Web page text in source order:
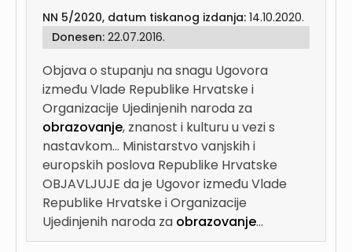
NN 5/2020, datum tiskanog izdanja: 14.10.2020.
Donesen: 22.07.2016.
Objava o stupanju na snagu Ugovora
između Vlade Republike Hrvatske i
Organizacije Ujedinjenih naroda za
obrazovanje, znanost i kulturu u vezi s
nastavkom... Ministarstvo vanjskih i
europskih poslova Republike Hrvatske
OBJAVLJUJE da je Ugovor između Vlade
Republike Hrvatske i Organizacije
Ujedinjenih naroda za obrazovanje...